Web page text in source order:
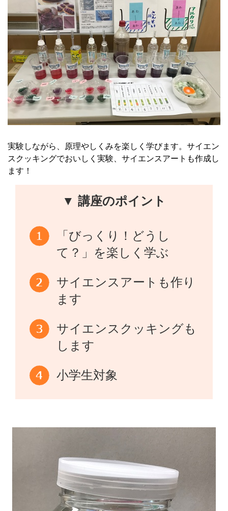
実験しながら、原理やしくみを楽しく学びます。サイエン
スクッキングでおいしく実験、サイエンスアートも作成し
ます！
▼ 講座のポイント
「びっくり！どうし
て？」を楽しく学ぶ
サイエンスアートも作り
ます
サイエンスクッキングも
します
小学生対象